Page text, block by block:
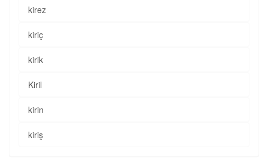
kirez
kiriç
kirik
Kiril
kirin
kiriş